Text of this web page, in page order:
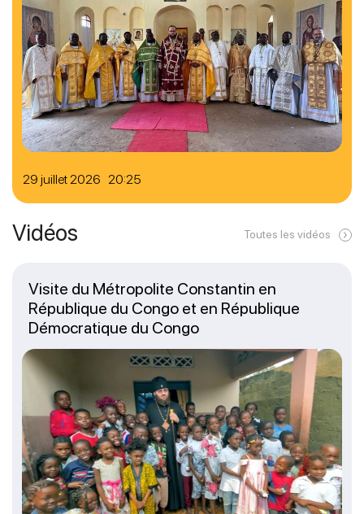
29 juillet 2026 20:25
Vidéos Toutes les vidéos
Visite du Métropolite Constantin en
République du Congo et en République
Démocratique du Congo